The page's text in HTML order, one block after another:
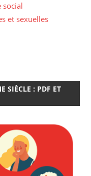
social
et sexuelles
SIÈCLE : PDF ET